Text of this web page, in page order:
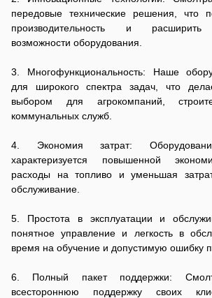
передовые технические решения, что
производительность и расширить
возможности оборудования.
3. Многофункциональность: Наше
для широкого спектра задач, что
выбором для агрокомпаний,
коммунальных служб.
4. Экономия затрат:
характеризуется повышенной
расходы на топливо и уменьшая
обслуживание.
5. Простота в эксплуатации и
понятное управление и легкость в
время на обучение и допустимую ошибку
6. Полный пакет поддержки:
всестороннюю поддержку своих